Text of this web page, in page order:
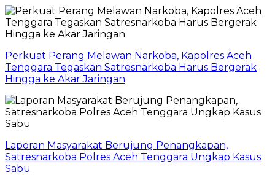
Perkuat Perang Melawan Narkoba, Kapolres Aceh
Tenggara Tegaskan Satresnarkoba Harus Bergerak
Hingga ke Akar Jaringan
Laporan Masyarakat Berujung Penangkapan,
Satresnarkoba Polres Aceh Tenggara Ungkap Kasus
Sabu